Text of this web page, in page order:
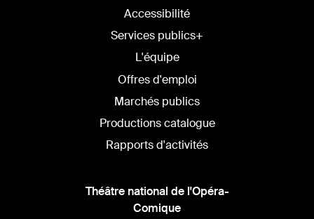
Accessibilité
Services publics+
L'équipe
Offres d'emploi
Marchés publics
Productions catalogue
Rapports d'activités
Théâtre national de l'Opéra-
Comique